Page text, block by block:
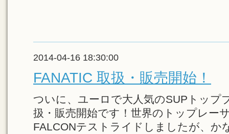
2014-04-16 18:30:00
FANATIC 取扱・販売開始！
ついに、ユーロで大人気のSUPトッ
扱・販売開始です！世界のトップレー
FALCONテストライドしましたが、か